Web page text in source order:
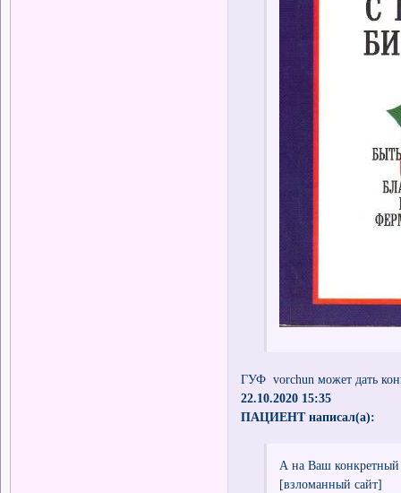
ГУФ vorchun может дать
22.10.2020 15:35
ПАЦИЕНТ написал(а):
А на Ваш конкретный
[взломанный сайт]